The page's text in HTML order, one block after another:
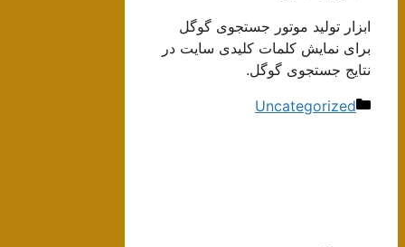
ابزار تولید موتور جستجوی گوگل
برای نمایش کلمات کلیدی سایت در
نتایج جستجوی گوگل.
دسته‌ها
Uncategorized